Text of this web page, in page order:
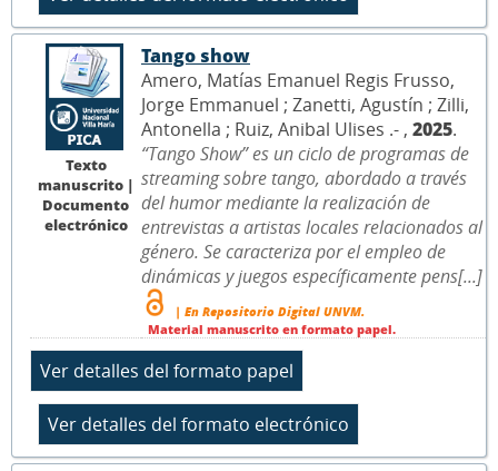
Texto
manuscrito |
Documento
electrónico
Tango show
Amero, Matías Emanuel Regis Frusso,
Jorge Emmanuel ; Zanetti, Agustín ; Zilli,
Antonella ; Ruiz, Anibal Ulises .- , 2025.
“Tango Show” es un ciclo de programas de
streaming sobre tango, abordado a través
del humor mediante la realización de
entrevistas a artistas locales relacionados al
género. Se caracteriza por el empleo de
dinámicas y juegos específicamente pens[...]
| En Repositorio Digital UNVM.
Material manuscrito en formato papel.